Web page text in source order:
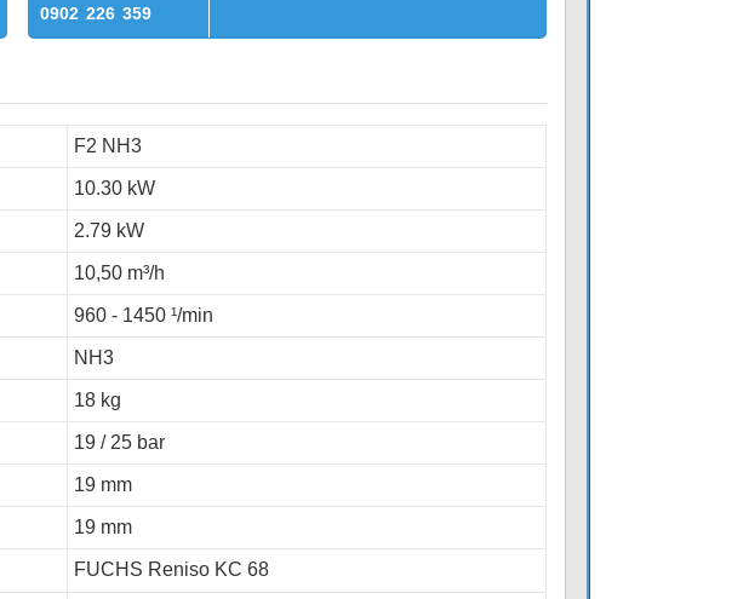
0902 226 359
F2 NH3
10.30 kW
2.79 kW
10,50 m³/h
960 - 1450 ¹/min
NH3
18 kg
19 / 25 bar
19 mm
19 mm
FUCHS Reniso KC 68